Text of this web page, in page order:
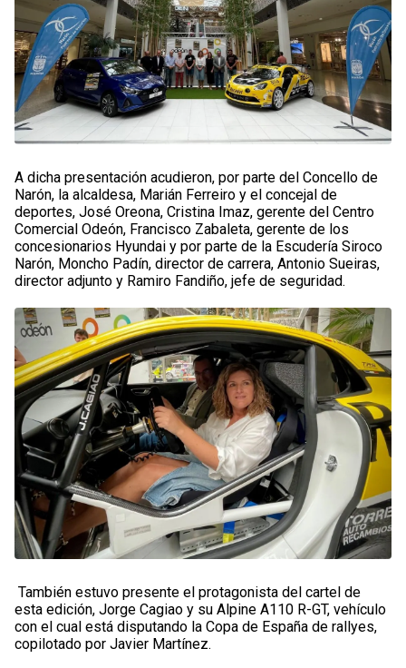
A dicha presentación acudieron, por parte del Concello de
Narón, la alcaldesa, Marián Ferreiro y el concejal de
deportes, José Oreona, Cristina Imaz, gerente del Centro
Comercial Odeón, Francisco Zabaleta, gerente de los
concesionarios Hyundai y por parte de la Escudería Siroco
Narón, Moncho Padín, director de carrera, Antonio Sueiras,
director adjunto y Ramiro Fandiño, jefe de seguridad.
También estuvo presente el protagonista del cartel de
esta edición, Jorge Cagiao y su Alpine A110 R-GT, vehículo
con el cual está disputando la Copa de España de rallyes,
copilotado por Javier Martínez.​